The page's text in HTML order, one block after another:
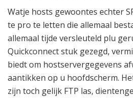
Watje hosts gewoontes echter
te pro te letten die allemaal
allemaal tijde versleuteld plu
Quickconnect stuk gezegd,
biedt om hostservergegevens
aantikken op u hoofdscherm.
zijn toch gelijk FTP las,